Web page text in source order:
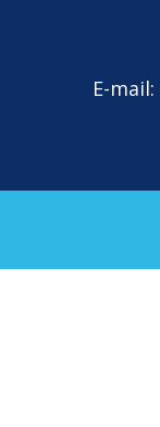
E-mail: